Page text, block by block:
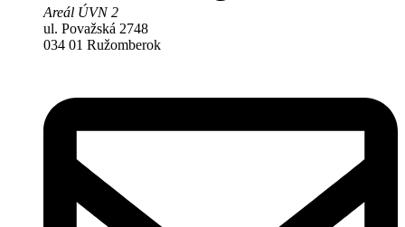
Areál ÚVN 2
ul. Považská 2748
034 01 Ružomberok